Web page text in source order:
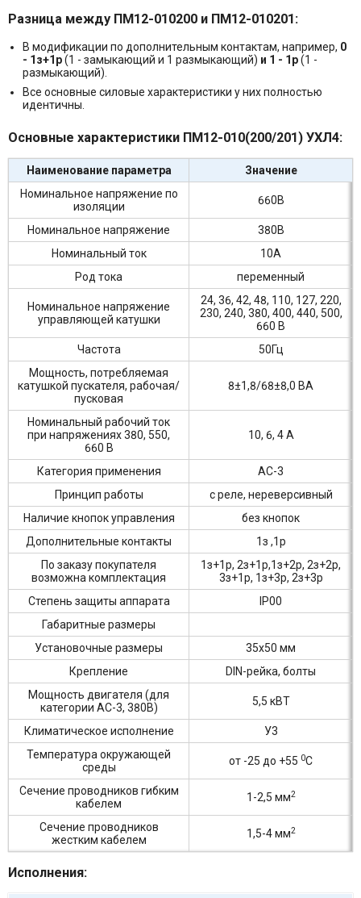
Разница между ПМ12-010200 и ПМ12-010201:
В модификации по дополнительным контактам, например, 0
- 1з+1р(1 - замыкающий и 1 размыкающий) и 1 - 1р(1 -
размыкающий)
Все основные силовые характеристики у них полностью
идентичны.
Основные характеристики ПМ12-010(200/201) УХЛ4:
Наименование параметра
Значение
Номинальное напряжение по
изоляции
660В
Номинальное напряжение
380В
Номинальный ток
10А
Род тока
переменный
Номинальное напряжение
управляющей катушки
24, 36, 42, 48, 110, 127, 220,
230, 240, 380, 400, 440, 500,
660 В
Частота
50Гц
Мощность, потребляемая
катушкой пускателя, рабочая/
пусковая
8±1,8/68±8,0 ВА
Номинальный рабочий ток
при напряжениях 380, 550,
660 В
10, 6, 4 А
Категория применения
АС-3
Принцип работы
с реле, нереверсивный
Наличие кнопок управления
без кнопок
Дополнительные контакты
1з ,1р
По заказу покупателя
возможна комплектация
1з+1р, 2з+1р,1з+2р, 2з+2р,
3з+1р, 1з+3р, 2з+3р
Степень защиты аппарата
IP00
Габаритные размеры
Установочные размеры
35х50 мм
Крепление
DIN-рейка, болты
Мощность двигателя (для
категории АС-3, 380В)
5,5 кВТ
Климатическое исполнение
У3
Температура окружающей
среды
от -25 до +55 0С
Сечение проводников гибким
кабелем
1-2,5 мм2
Сечение проводников
жестким кабелем
1,5-4 мм2
Исполнения: